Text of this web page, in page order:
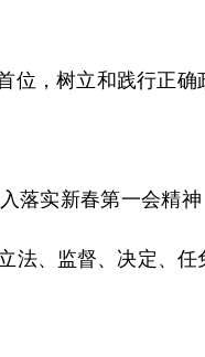
位，树立和践行正确
落实新春第一会精
法、监督、决定、任